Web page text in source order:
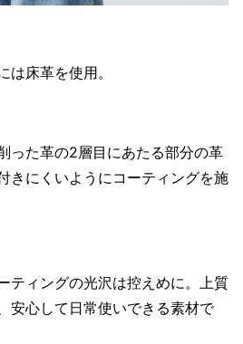
は床革を使用。
った革の2層目にあたる部分の革
きにくいようにコーティングを施
ティングの光沢は控えめに。上質
安心して日常使いできる素材で